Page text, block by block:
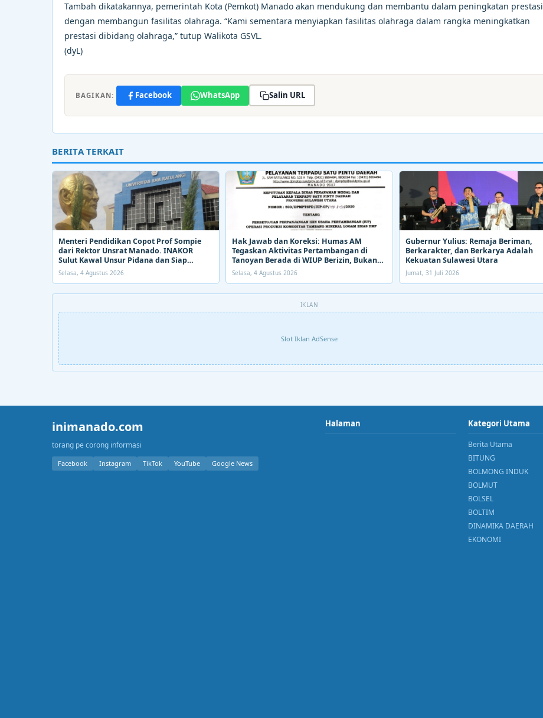
Tambah dikatakannya, pemerintah Kota (Pemkot) Manado akan mendukung dan membantu dalam peningkatan prestasi
dengan membangun fasilitas olahraga. “Kami sementara menyiapkan fasilitas olahraga dalam rangka meningkatkan
prestasi dibidang olahraga,” tutup Walikota GSVL.
(dyL)
BAGIKAN: Facebook WhatsApp Salin URL
BERITA TERKAIT
Menteri Pendidikan Copot Prof Sompie
dari Rektor Unsrat Manado. INAKOR
Sulut Kawal Unsur Pidana dan Siap
Bongkar Aroma Busuk di Suksesi Rektor
Selasa, 4 Agustus 2026
Hak Jawab dan Koreksi: Humas AM
Tegaskan Aktivitas Pertambangan di
Tanoyan Berada di WIUP Berizin, Bukan
PETI
Selasa, 4 Agustus 2026
Gubernur Yulius: Remaja Beriman,
Berkarakter, dan Berkarya Adalah
Kekuatan Sulawesi Utara
Jumat, 31 Juli 2026
IKLAN
Slot Iklan AdSense
inimanado.com
torang pe corong informasi
Facebook Instagram TikTok YouTube Google News
Halaman Kategori Utama
Berita Utama
BITUNG
BOLMONG INDUK
BOLMUT
BOLSEL
BOLTIM
DINAMIKA DAERAH
EKONOMI